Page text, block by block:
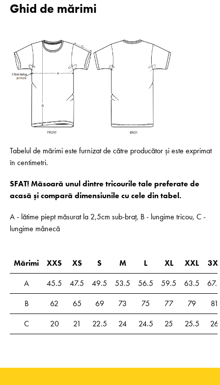
Ghid de mărimi
Tabelul de mărimi este furnizat de către producător și este exprimat
în centimetri.
SFAT! Măsoară unul dintre tricourile tale preferate de
acasă și compară dimensiunile cu cele din tabel.
A - lătime piept măsurat la 2,5cm sub-braț, B - lungime tricou, C -
lungime mânecă
Mărimi XXS XS S M L XL XXL
A
45.5 47.5 49.5 53.5 56.5 59.5 63.5
B
62 65 69 73 75 77 79
81
C
20 21 22.5 24 24.5 25 25.5 26